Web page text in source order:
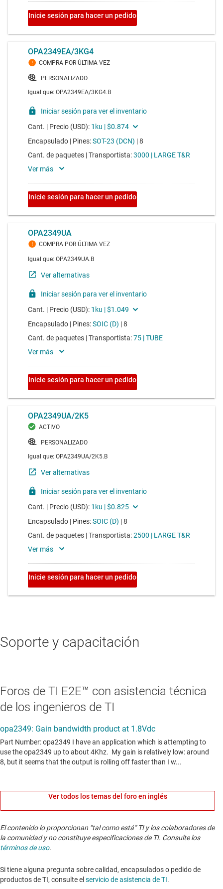
Soporte y capacitación
Foros de TI E2E™ con asistencia técnica
de los ingenieros de TI
Ver todos los temas del foro en inglés
El contenido lo proporcionan “tal como está” TI y los colaboradores de
la comunidad y no constituye especificaciones de TI. Consulte los
términos de uso.
Si tiene alguna pregunta sobre calidad, encapsulados o pedido de
productos de TI, consulte el servicio de asistencia de TI. ​​​​​​​​​​​​​​